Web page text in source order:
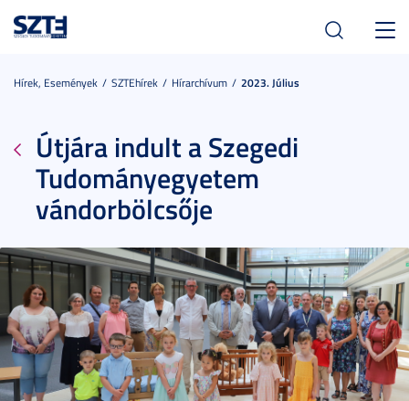
Hírek, Események SZTEhírek Hírarchívum 2023. Július
Útjára indult a Szegedi
Tudományegyetem
vándorbölcsője